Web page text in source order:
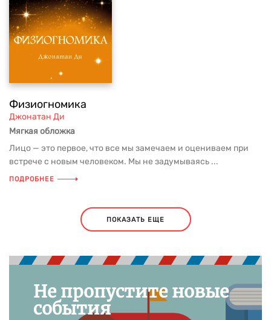
Физиогномика
Джонатан Ди
Мягкая обложка
Лицо — это первое, что все мы замечаем и оцениваем при
встрече с новым человеком. Мы не задумываясь ...
ПОДРОБНЕЕ
ПОКАЗАТЬ ЕЩЕ
Не пропустите новые
события